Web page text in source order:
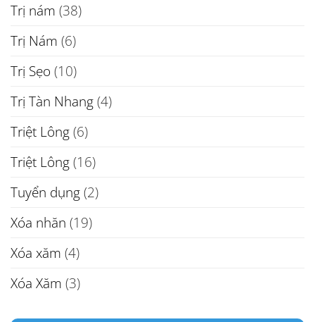
Trị nám (38)
Trị Nám (6)
Trị Sẹo (10)
Trị Tàn Nhang(4)
Triệt Lông(6)
Triệt Lông(16)
Tuyển dụng(2)
Xóa nhăn (19)
Xóa xăm (4)
Xóa Xăm (3)